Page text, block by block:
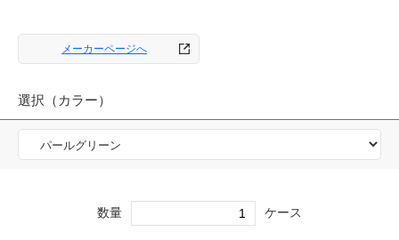
メーカーページへ
選択（カラー）
数量 ケース